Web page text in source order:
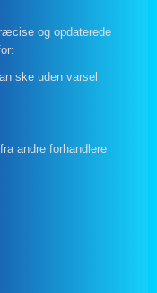
og opdaterede
ske uden varsel
andre forhandlere